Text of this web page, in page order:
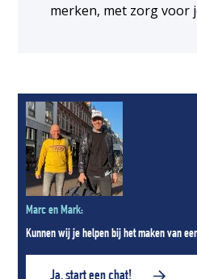
merken, met zorg voor
Marc en Mark:
Kunnen wij je helpen bij het maken van